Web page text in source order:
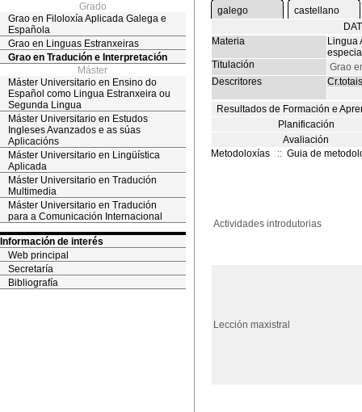
Grado
Grao en Filoloxía Aplicada Galega e
Española
Grao en Linguas Estranxeiras
Grao en Tradución e Interpretación
Máster
Máster Universitario en Ensino do
Español como Lingua Estranxeira ou
Segunda Lingua
Máster Universitario en Estudos
Ingleses Avanzados e as súas
Aplicacións
Máster Universitario en Lingüística
Aplicada
Máster Universitario en Tradución
Multimedia
Máster Universitario en Tradución
para a Comunicación Internacional
Información de interés
Web principal
Secretaría
Bibliografía
galego
castellano
Materia
Lingua
Titulación
Grao
Descritores
Cr.totais
Resultados de Formación e
Planificación
Avaliación
Metodoloxías
:: Guia de
Actividades introdutorias
Lección maxistral